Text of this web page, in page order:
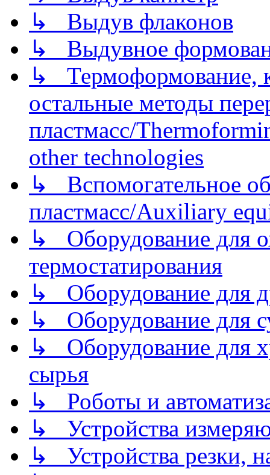
↳ Выдув флаконов
↳ Выдувное
↳ Термоформование,
остальные методы
пластмасс/
other technologies
↳ Вспомогательное
пластмасс/Auxiliary
↳ Оборудование для
термостатирования
↳ Оборудование для
↳ Оборудование для
↳ Оборудование для
сырья
↳ Роботы и
↳ Устройства
↳ Устройства резки,